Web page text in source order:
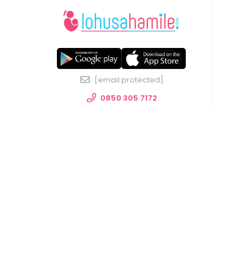
[email protected]
0850 305 7172